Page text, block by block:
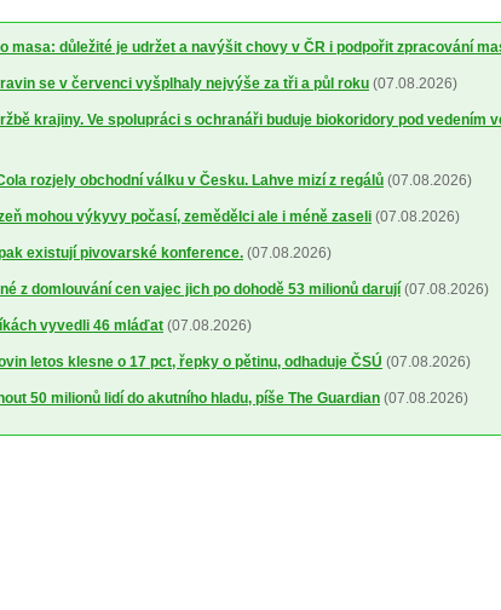
masa: důležité je udržet a navýšit chovy v ČR i podpořit zpracování
se v červenci vyšplhaly nejvýše za tři a půl roku (07.08.2026)
krajiny. Ve spolupráci s ochranáři buduje biokoridory pod vedením
rozjely obchodní válku v Česku. Lahve mizí z regálů (07.08.2026)
mohou výkyvy počasí, zemědělci ale i méně zaseli (07.08.2026)
existují pivovarské konference. (07.08.2026)
z domlouvání cen vajec jich po dohodě 53 milionů darují (07.08.2026)
vyvedli 46 mláďat (07.08.2026)
letos klesne o 17 pct, řepky o pětinu, odhaduje ČSÚ (07.08.2026)
50 milionů lidí do akutního hladu, píše The Guardian (07.08.2026)